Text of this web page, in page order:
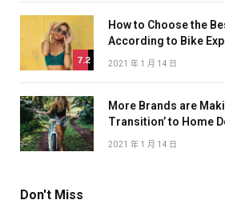
7.2
How to Choose the
According to Bike
2021 年 1 月 14 日
More Brands are
Transition’ to Home
2021 年 1 月 14 日
Don't Miss